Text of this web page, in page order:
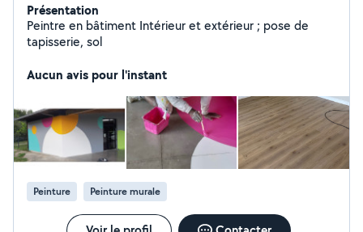
Présentation
Peintre en bâtiment Intérieur et extérieur ; pose de
tapisserie, sol
Aucun avis pour l'instant
Peinture Peinture murale